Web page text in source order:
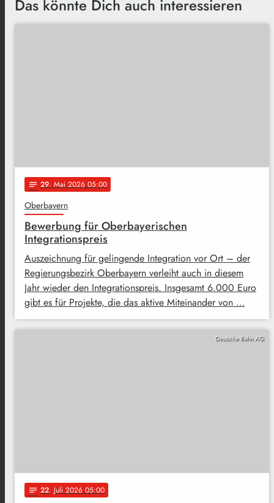
Das könnte Dich auch interessieren
notes 29. Mai 2026 05:00
Oberbayern
Bewerbung für Oberbayerischen
Integrationspreis
Auszeichnung für gelingende Integration vor Ort – der
Regierungsbezirk Oberbayern verleiht auch in diesem
Jahr wieder den Integrationspreis. Insgesamt 6.000 Euro
gibt es für Projekte, die das aktive Miteinander von …
Deutsche Bahn AG
notes 22. Juli 2026 05:00